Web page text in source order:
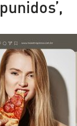
punidos’,